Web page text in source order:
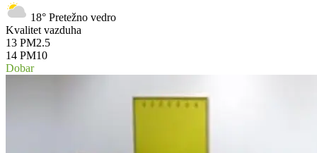
18° Pretežno vedro
Kvalitet vazduha
13 PM2.5
14 PM10
Dobar